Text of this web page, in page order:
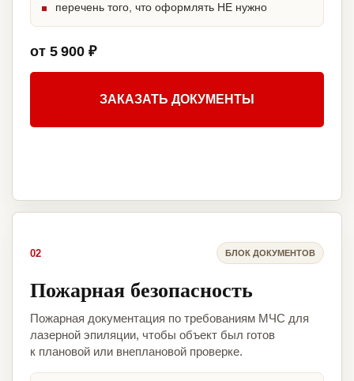
перечень того, что оформлять НЕ нужно
от 5 900 ₽
ЗАКАЗАТЬ ДОКУМЕНТЫ
02 БЛОК ДОКУМЕНТОВ
Пожарная безопасность
Пожарная документация по требованиям МЧС для
лазерной эпиляции, чтобы объект был готов
к плановой или внеплановой проверке.